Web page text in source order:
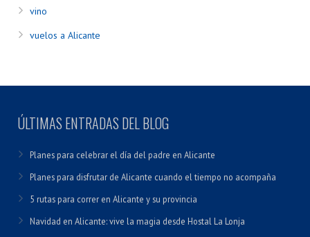
vino
vuelos a Alicante
ÚLTIMAS ENTRADAS DEL BLOG
Planes para celebrar el día del padre en Alicante
Planes para disfrutar de Alicante cuando el tiempo no acompaña
5 rutas para correr en Alicante y su provincia
Navidad en Alicante: vive la magia desde Hostal La Lonja